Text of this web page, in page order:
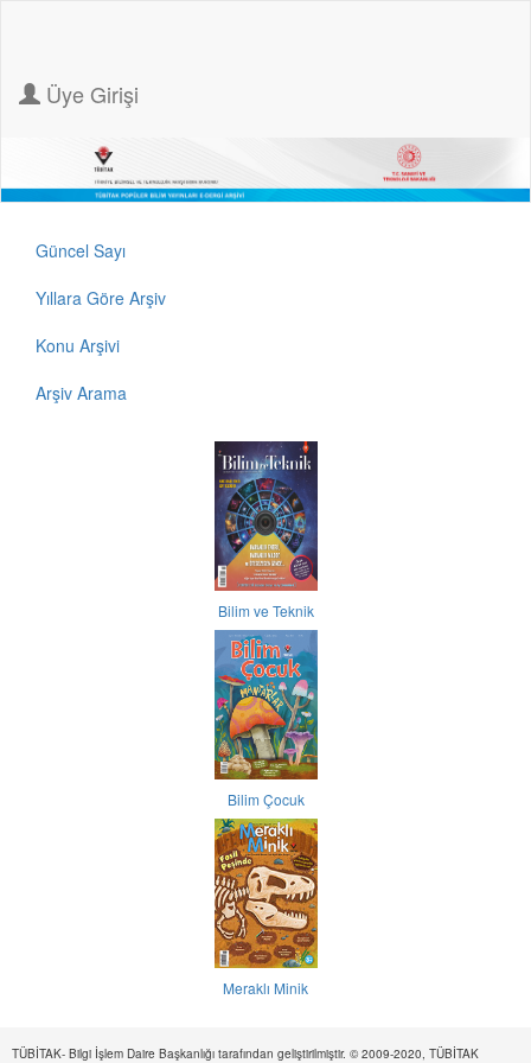
Üye Girişi
Güncel Sayı
Yıllara Göre Arşiv
Konu Arşivi
Arşiv Arama
Bilim ve Teknik
Bilim Çocuk
Meraklı Minik
TÜBİTAK- Bilgi İşlem Daire Başkanlığı tarafından geliştirilmiştir. © 2009-2020, TÜBİTAK